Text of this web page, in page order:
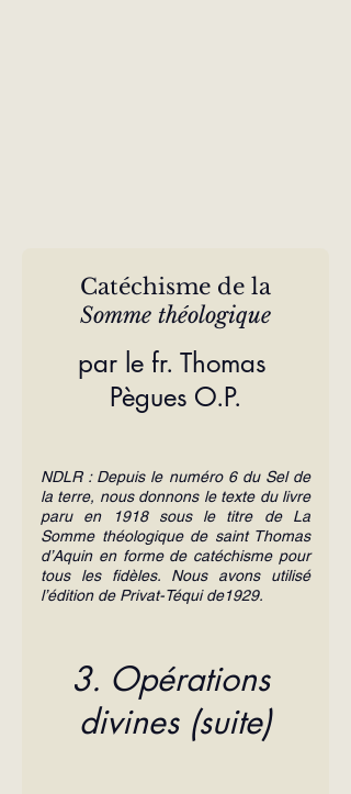
Catéchisme de la
Somme théologique
par le fr. Thomas
Pègues O.P.
NDLR : Depuis le numéro 6 du Sel de
la terre, nous donnons le texte du livre
paru en 1918 sous le titre de La
Somme théologique de saint Thomas
d’Aquin en forme de catéchisme pour
tous les fidèles. Nous avons utilisé
l’édition de Privat-Téqui de1929.
3. Opérations
divines (suite)